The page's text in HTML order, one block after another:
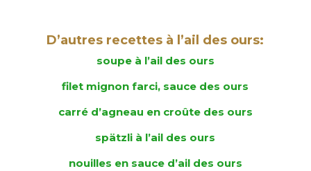
D’autres recettes à l’ail des ours:
soupe à l’ail des ours
filet mignon farci, sauce des ours
carré d’agneau en croûte des ours
spätzli à l’ail des ours
nouilles en sauce d’ail des ours